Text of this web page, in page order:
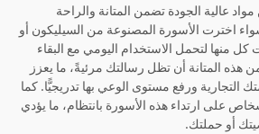
عالية الجودة تضمن المتانة والراحة
اخترت الأسورة المصنوعة من السيليكون أو
منها لتحمل الاستخدام اليومي مع البقاء
المتانة أن تظل رسالتك مرئيةً، ما يعزز
ورفع مستوى الوعي بها تدريجيًّا. كما
على ارتداء هذه الأسورة بانتظام، ما يؤدي
أو حملتك.